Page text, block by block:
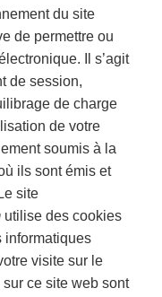
du site
de permettre ou
Il s’agit
de session,
de charge
de votre
soumis à la
ils sont émis et
site
utilise des cookies
informatiques
visite sur le
ce site web sont